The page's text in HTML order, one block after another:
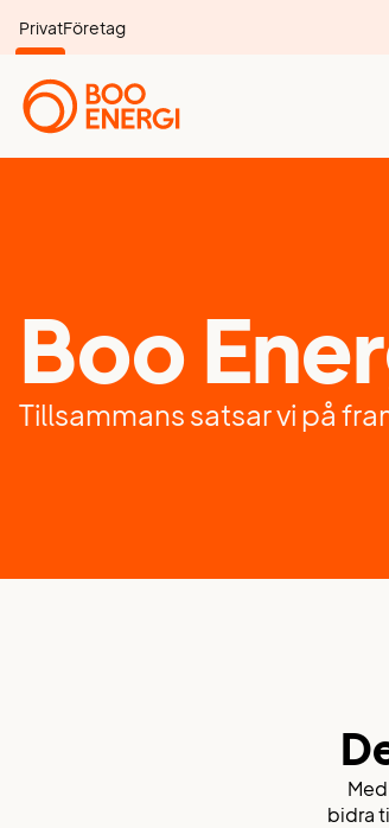
PrivatFöretag
Boo
Tillsammans satsar vi på
bidra